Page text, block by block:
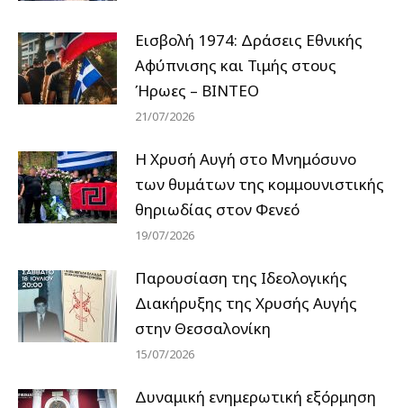
Εισβολή 1974: Δράσεις Εθνικής
Αφύπνισης και Τιμής στους
Ήρωες – ΒΙΝΤΕΟ
21/07/2026
Η Χρυσή Αυγή στο Μνημόσυνο
των θυμάτων της κομμουνιστικής
θηριωδίας στον Φενεό
19/07/2026
Παρουσίαση της Ιδεολογικής
Διακήρυξης της Χρυσής Αυγής
στην Θεσσαλονίκη
15/07/2026
Δυναμική ενημερωτική εξόρμηση